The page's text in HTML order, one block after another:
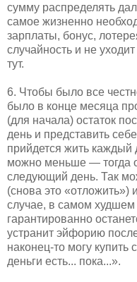
сумму распределять
самое жизненно
зарплаты, бонус,
случайность и не
тут.
6. Чтобы было все
было в конце месяца
(для начала) остаток
день и представить
прийдется жить
можно меньше — тогда
следующий день. Так
(снова это «отложить»)
случае, в самом худшем
гарантированно
устранит эйфорию
наконец-то могу купить
деньги есть... пока...».